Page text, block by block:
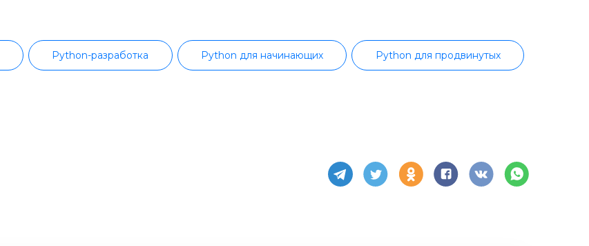
Python-разработка Python для начинающих Python для продвинутых
Java-разработка Java с нуля